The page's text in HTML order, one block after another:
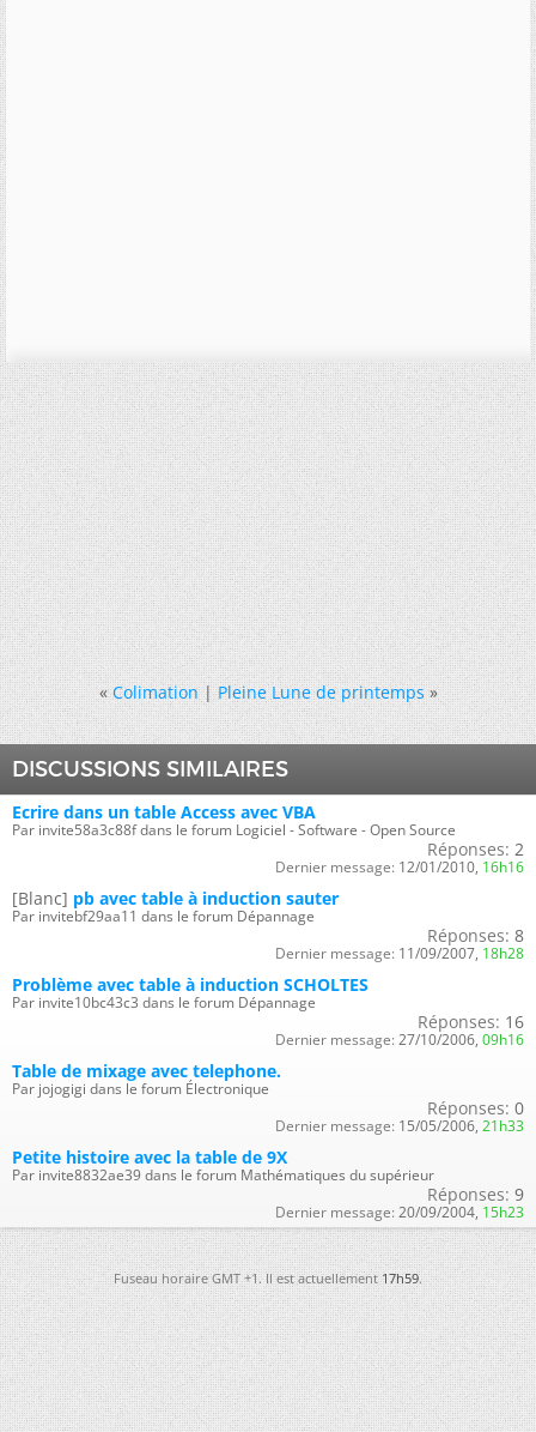
« Colimation|Pleine Lune de printemps »
DISCUSSIONS SIMILAIRES
Ecrire dans un table Access avec VBA
Par invite58a3c88f dans le forum Logiciel - Software - Open Source
Réponses: 2
Dernier message: 12/01/2010, 16h16
[Blanc] pb avec table à induction sauter
Par invitebf29aa11 dans le forum Dépannage
Réponses: 8
Dernier message: 11/09/2007, 18h28
Problème avec table à induction SCHOLTES
Par invite10bc43c3 dans le forum Dépannage
Réponses: 16
Dernier message: 27/10/2006, 09h16
Table de mixage avec telephone.
Par jojogigi dans le forum Électronique
Réponses: 0
Dernier message: 15/05/2006, 21h33
Petite histoire avec la table de 9X
Par invite8832ae39 dans le forum Mathématiques du supérieur
Réponses: 9
Dernier message: 20/09/2004, 15h23
Fuseau horaire GMT +1. Il est actuellement17h59.